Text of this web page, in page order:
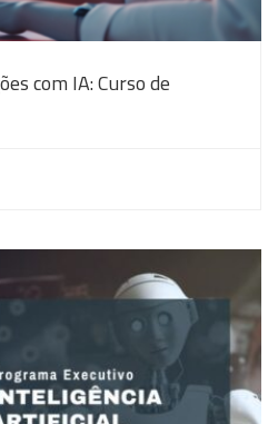
com IA: Curso de